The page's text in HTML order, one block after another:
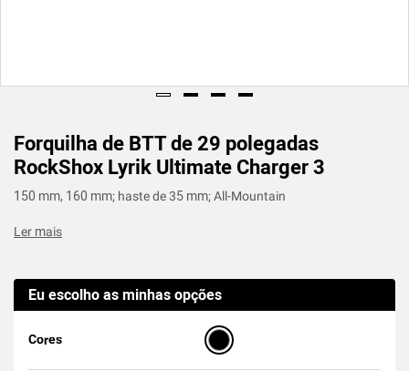
Forquilha de BTT de 29 polegadas
RockShox Lyrik Ultimate Charger 3
150 mm, 160 mm; haste de 35 mm; All-Mountain
Ler mais
Eu escolho as minhas opções
Cores